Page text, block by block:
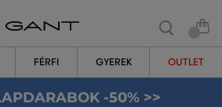
FÉRFI GYEREK OUTLET
-50% >>